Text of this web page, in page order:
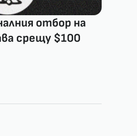
отбор на
срещу $100